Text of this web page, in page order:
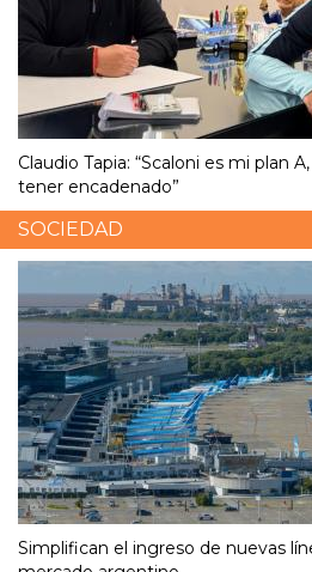
Claudio Tapia: “Scaloni es mi plan
tener encadenado”
SOCIEDAD
Simplifican el ingreso de nuevas